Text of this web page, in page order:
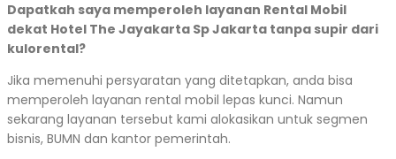
Dapatkah saya memperoleh layanan Rental Mobil
dekat Hotel The Jayakarta Sp Jakarta tanpa supir dari
kulorental?
Jika memenuhi persyaratan yang ditetapkan, anda bisa
memperoleh layanan rental mobil lepas kunci. Namun
sekarang layanan tersebut kami alokasikan untuk segmen
bisnis, BUMN dan kantor pemerintah.